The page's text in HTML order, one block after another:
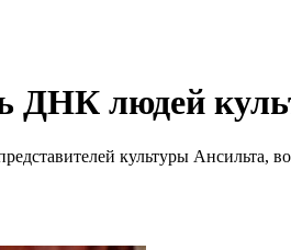
ДНК людей
культуры Ансильта,